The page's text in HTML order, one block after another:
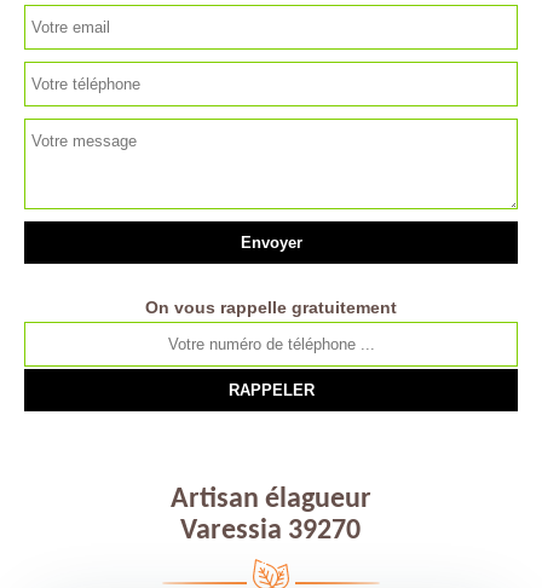
On vous rappelle gratuitement
Artisan élagueur
Varessia 39270